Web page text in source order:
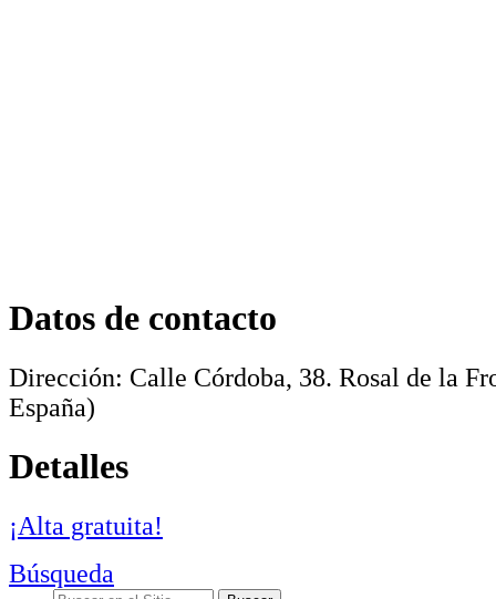
Datos de contacto
Dirección: Calle Córdoba, 38. Rosal de la
España)
Detalles
¡Alta gratuita!
Búsqueda